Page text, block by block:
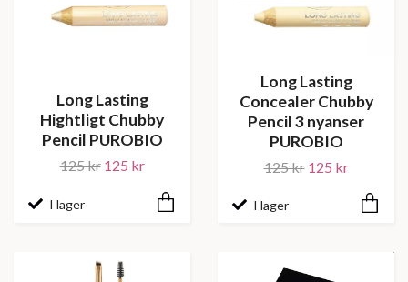
Long Lasting
Hightligt Chubby
Pencil PUROBIO
125 kr 125 kr
I lager
Long Lasting
Concealer Chubby
Pencil 3 nyanser
PUROBIO
125 kr 125 kr
I lager